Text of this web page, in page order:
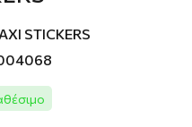
STICKERS